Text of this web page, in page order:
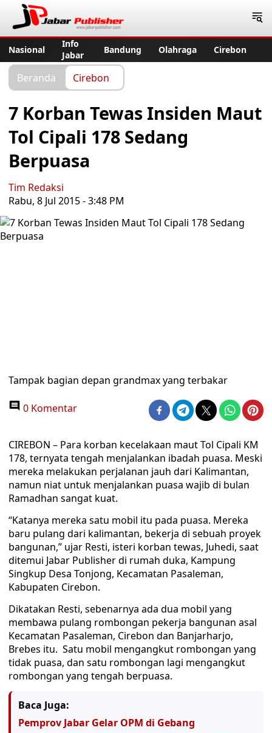
Nasional
Info
Jabar
Bandung Olahraga Cirebon
Beranda Cirebon
7 Korban Tewas Insiden Maut
Tol Cipali 178 Sedang
Berpuasa
Tim Redaksi
Rabu, 8 Jul 2015 - 3:48 PM
Tampak bagian depan grandmax yang terbakar
0 Komentar
CIREBON – Para korban kecelakaan maut Tol Cipali KM
178, ternyata tengah menjalankan ibadah puasa. Meski
mereka melakukan perjalanan jauh dari Kalimantan,
namun niat untuk menjalankan puasa wajib di bulan
Ramadhan sangat kuat.
“Katanya mereka satu mobil itu pada puasa. Mereka
baru pulang dari kalimantan, bekerja di sebuah proyek
bangunan,” ujar Resti, isteri korban tewas, Juhedi, saat
ditemui Jabar Publisher di rumah duka, Kampung
Singkup Desa Tonjong, Kecamatan Pasaleman,
Kabupaten Cirebon.
Dikatakan Resti, sebenarnya ada dua mobil yang
membawa pulang rombongan pekerja bangunan asal
Kecamatan Pasaleman, Cirebon dan Banjarharjo,
Brebes itu. Satu mobil mengangkut rombongan yang
tidak puasa, dan satu rombongan lagi mengangkut
rombongan yang tengah berpuasa.
Baca Juga:
Pemprov Jabar Gelar OPM di Gebang